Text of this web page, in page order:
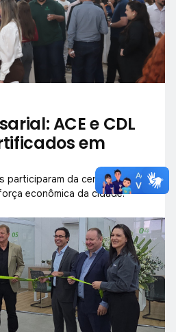
ACE e CDL
em
participaram da cerimônia
econômica da cidade.